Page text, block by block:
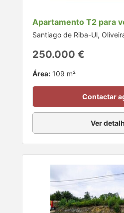
Apartamento T2 para
Santiago de Riba-Ul,
250.000 €
Área: 109 m²
Contactar
Ver